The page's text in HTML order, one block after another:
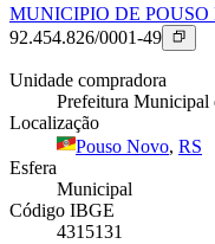
MUNICIPIO DE POUSO
92.454.826/0001-49
Unidade compradora
Prefeitura Municipal
Localização
Pouso Novo, RS
Esfera
Municipal
Código IBGE
4315131